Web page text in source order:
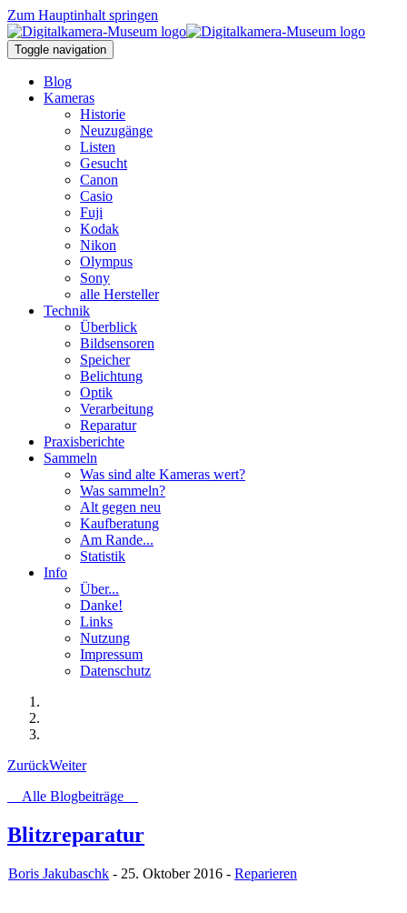
Zum Hauptinhalt springen
Toggle navigation
Blog
Kameras
Historie
Neuzugänge
Listen
Gesucht
Canon
Casio
Fuji
Kodak
Nikon
Olympus
Sony
alle Hersteller
Technik
Überblick
Bildsensoren
Speicher
Belichtung
Optik
Verarbeitung
Reparatur
Praxisberichte
Sammeln
Was sind alte Kameras wert?
Was sammeln?
Alt gegen neu
Kaufberatung
Am Rande...
Statistik
Info
Über...
Danke!
Links
Nutzung
Impressum
Datenschutz
ZurückWeiter
Alle Blogbeiträge
Blitzreparatur
Boris Jakubaschk - 25. Oktober 2016 - Reparieren